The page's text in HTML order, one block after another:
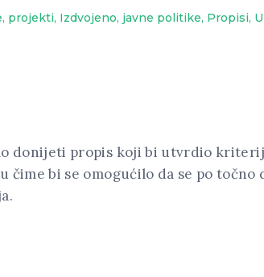
projekti, Izdvojeno, javne politike, Propisi,
donijeti propis koji bi utvrdio
bi se omogućilo da se po